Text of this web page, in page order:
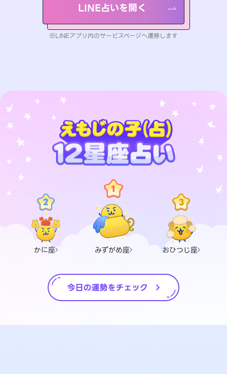
LINE占いを開く
※LINEアプリ内のサービスページへ遷移します
かに座 みずがめ座 おひつじ座